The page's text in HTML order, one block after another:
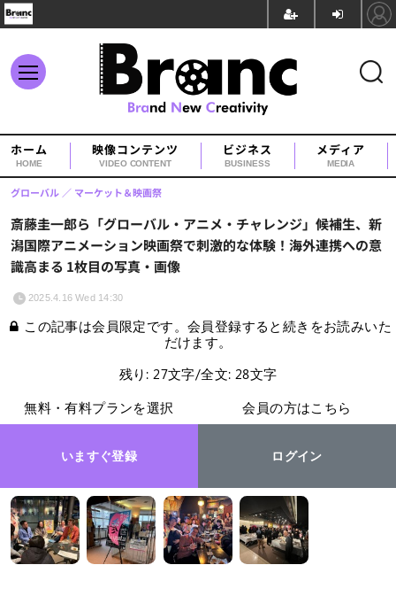
ホーム
HOME
映像コンテンツ
VIDEO CONTENT
ビジネス
BUSINESS
メディア
MEDIA
斎藤圭一郎ら「グローバル・アニメ・チャレンジ」候補生、新
潟国際アニメーション映画祭で刺激的な体験！海外連携への意
識高まる 1枚目の写真・画像
グローバル マーケット＆映画祭
2025.4.16 Wed 14:30
この記事は会員限定です。会員登録すると続きをお読みいた
だけます。
残り: 27文字/全文: 28文字
無料・有料プランを選択
いますぐ登録
会員の方はこちら
ログイン